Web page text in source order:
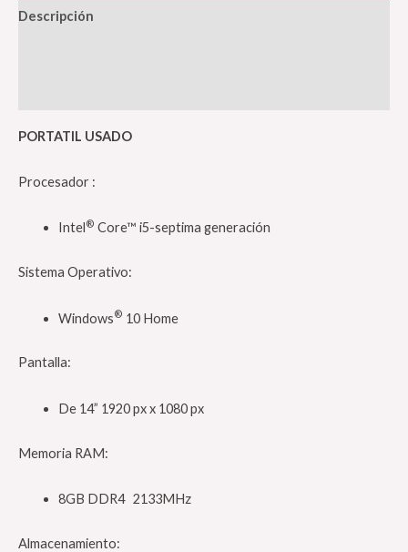
Descripción
PORTATIL USADO
Procesador :
Intel® Core™ i5-septima generación
Sistema Operativo:
Windows® 10 Home
Pantalla:
De 14” 1920 px x 1080 px
Memoria RAM:
8GB DDR4 2133MHz
Almacenamiento: